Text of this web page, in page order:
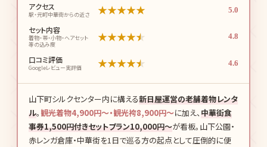
アクセス
駅・元町中華街からの近さ ★★★★★ 5.0
セット内容
着物・帯・小物・ヘアセット
等の込み度
★★★★★ 4.8
口コミ評価
Googleレビュー実評価 ★★★★★ 4.6
山下町シルクセンター内に構える新日屋運営の老舗着物レンタ
ル。 観光着物4,900円〜・観光袴8,900円〜に加え、 中華街食
事券1,500円付きセットプラン10,000円〜が看板。山下公園・
赤レンガ倉庫・中華街を1日で巡る方の起点として圧倒的に便